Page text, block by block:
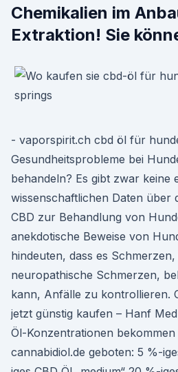
Chemikalien im
Extraktion! Sie
- vaporspirit.ch cbd öl für
Gesundheitsprobleme bei
behandeln? Es gibt zwar keine
wissenschaftlichen Daten über
CBD zur Behandlung von
anekdotische Beweise von
hindeuten, dass es
neuropathische Schmerzen,
kann, Anfälle zu kontrollieren.
jetzt günstig kaufen – Hanf
Öl-Konzentrationen
cannabidiol.de geboten: 5 %-